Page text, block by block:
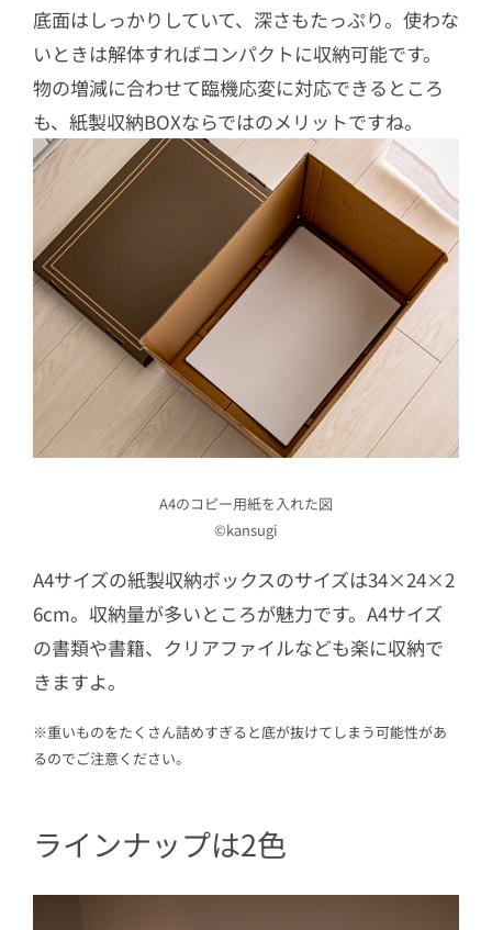
底面はしっかりしていて、深さもたっぷり。使わな
いときは解体すればコンパクトに収納可能です。
物の増減に合わせて臨機応変に対応できるところ
も、紙製収納BOXならではのメリットですね。
A4のコピー用紙を入れた図
©kansugi
A4サイズの紙製収納ボックスのサイズは34×24×2
6cm。収納量が多いところが魅力です。A4サイズ
の書類や書籍、クリアファイルなども楽に収納で
きますよ。
※重いものをたくさん詰めすぎると底が抜けてしまう可能性があ
るのでご注意ください。
ラインナップは2色